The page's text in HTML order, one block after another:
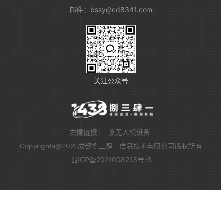
邮件：bssy@cd8341.com
关注公众号
友情链接：
反无人机设备
Copyrights@2022成都捌三肆一信息技术有限公司版权所有
蜀ICP备2021008213号-3